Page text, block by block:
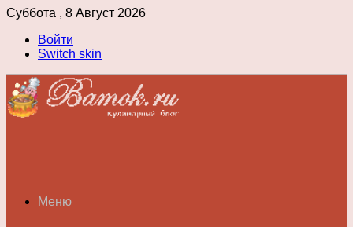
Суббота , 8 Август 2026
Войти
Switch skin
Меню